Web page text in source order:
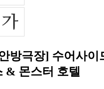
방극장] 수어사이
& 몬스터 호텔